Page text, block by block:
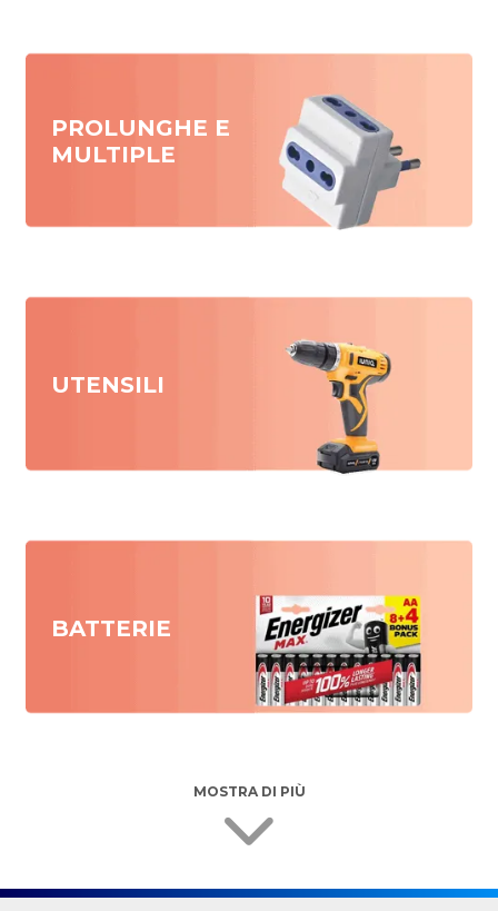
PROLUNGHE E
MULTIPLE
UTENSILI
BATTERIE
MOSTRA DI PIÙ